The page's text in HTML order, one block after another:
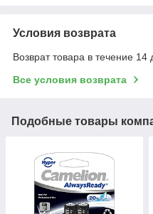
Условия возврата
Возврат товара в течение 14
Все условия возврата
Подобные товары